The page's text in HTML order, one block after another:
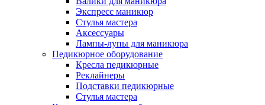
Экспресс маникюр
Стулья мастера
Аксессуары
Лампы-лупы для маникюра
Педикюрное оборудование
Кресла педикюрные
Реклайнеры
Подставки педикюрные
Стулья мастера